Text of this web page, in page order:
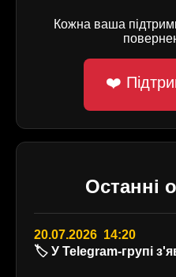
Кожна ваша
❤️
Останні
20.07.2026 14:20
🏷️ У Telegram-групі